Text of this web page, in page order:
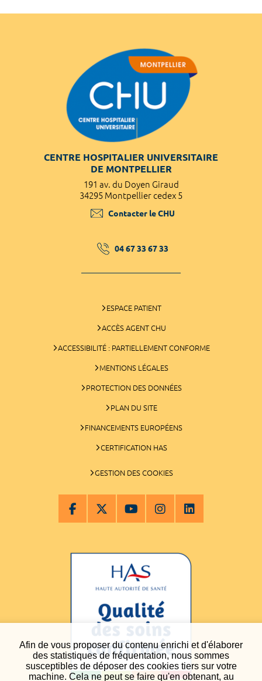
Afin de vous proposer du contenu enrichi et d'élaborer
des statistiques de fréquentation, nous sommes
susceptibles de déposer des cookies tiers sur votre
machine. Cela ne peut se faire qu'en obtenant, au
CENTRE HOSPITALIER UNIVERSITAIRE
DE MONTPELLIER
191 av. du Doyen Giraud
34295 Montpellier cedex 5
Contacter le CHU
04 67 33 67 33
ESPACE PATIENT
ACCÈS AGENT CHU
ACCESSIBILITÉ : PARTIELLEMENT CONFORME
MENTIONS LÉGALES
PROTECTION DES DONNÉES
PLAN DU SITE
FINANCEMENTS EUROPÉENS
CERTIFICATION HAS
GESTION DES COOKIES